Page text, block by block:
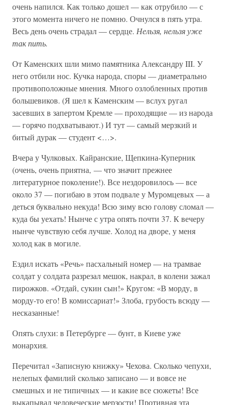
очень напился. Как только дошел — как отрубило — с
этого момента ничего не помню. Очнулся в пять утра.
Весь день очень страдал — сердце. Нельзя, нельзя уже
так пить.
От Каменских шли мимо памятника Александру III. У
него отбили нос. Кучка народа, споры — диаметрально
противоположные мнения. Много озлобленных против
большевиков. (Я шел к Каменским — вслух ругал
засевших в запертом Кремле — проходящие — из народа
— горячо подхватывают.) И тут — самый мерзкий и
битый дурак — студент <…>.
Вчера у Чулковых. Кайранские, Щепкина-Куперник
(очень, очень приятна, — что значит прежнее
литературное поколение!). Все нездоровилось — все
около 37 — погибаю в этом подвале у Муромцевых — а
деться буквально некуда! Всю зиму всю голову сломал —
куда бы уехать! Нынче с утра опять почти 37. К вечеру
нынче чувствую себя лучше. Холод на дворе, у меня
холод как в могиле.
Ездил искать «Речь» пасхальный номер — на трамвае
солдат у солдата разрезал мешок, накрал, в колени зажал
пирожков. «Отдай, сукин сын!» Кругом: «В морду, в
морду-то его! В комиссариат!» Злоба, грубость всюду —
несказанные!
Опять слухи: в Петербурге — бунт, в Киеве уже
монархия.
Перечитал «Записную книжку» Чехова. Сколько чепухи,
нелепых фамилий сколько записано — и вовсе не
смешных и не типичных — и какие все сюжеты! Все
выкапывал человеческие мерзости! Противная эта